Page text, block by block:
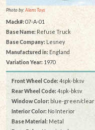
Photo by:Alans Toys
Mack#: 07-A-01
Base Name: Refuse Truck
Base Company:Lesney
Manufactured in: England
Variation Year: 1970
Front Wheel Code: 4spk-bksv
Rear Wheel Code: 4spk-bksv
Window Color: blue-green/clear
Interior Color: No Interior
Base Material: Metal